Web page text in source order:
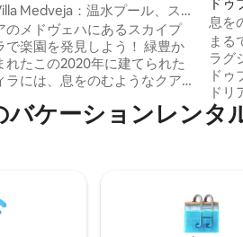
Medveja：温水プール、ス
色
のメドヴェハにあるスカイプ
園を発見しよう！ 緑豊か
れたこの2020年に建てられた
ラには、息をのむようなクア
。 広々としたテラス
トガーデンで露天風呂・ジ
地の良いリビングルーム、2つ
な寝室をお楽しみくださ
ン・
息を
豪華
まる
ラグ
ドゥ
ドリ
こと
ーム
車ス
最大
らす
ケーションレンタ